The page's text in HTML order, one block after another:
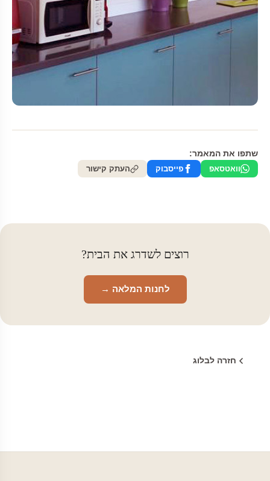
שתפו את המאמר:
וואטסאפ פייסבוק העתק קישור
רוצים לשדרג את הבית?
לחנות המלאה →
חזרה לבלוג